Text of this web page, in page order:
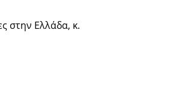
στην Ελλάδα, κ.